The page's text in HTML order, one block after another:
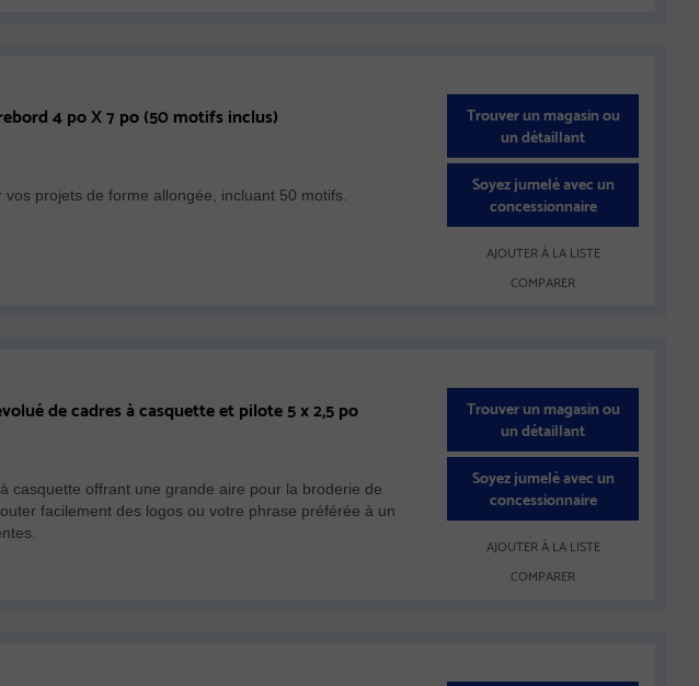
4 po X 7 po (50 motifs inclus)
projets de forme allongée, incluant 50 motifs.
Trouver un magasin ou
un détaillant
Soyez jumelé avec un
concessionnaire
AJOUTER À LA LISTE
COMPARER
de cadres à casquette et pilote 5 x 2,5 po
casquette offrant une grande aire pour la broderie de
facilement des logos ou votre phrase préférée à un
Trouver un magasin ou
un détaillant
Soyez jumelé avec un
concessionnaire
AJOUTER À LA LISTE
COMPARER